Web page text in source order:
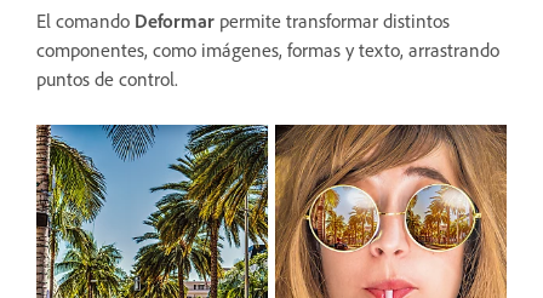
El comando Deformar permite transformar distintos
componentes, como imágenes, formas y texto, arrastrando
puntos de control.